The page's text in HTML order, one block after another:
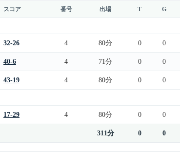
スコア 番号 出場 T G
32-26 4 80分 0 0
40-6 4 71分 0 0
43-19 4 80分 0 0
17-29 4 80分 0 0
311分 0 0